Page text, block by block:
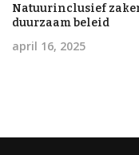
Natuurinclusief
duurzaam beleid
april 16, 2025